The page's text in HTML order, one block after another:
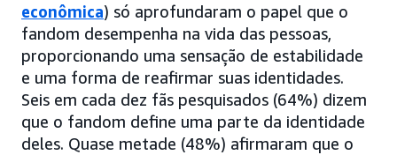
econômica) só aprofundaram o papel que o
fandom desempenha na vida das pessoas,
proporcionando uma sensação de estabilidade
e uma forma de reafirmar suas identidades.
Seis em cada dez fãs pesquisados (64%) dizem
que o fandom define uma parte da identidade
deles. Quase metade (48%) afirmaram que o